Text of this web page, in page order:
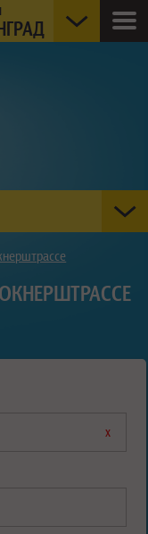
х